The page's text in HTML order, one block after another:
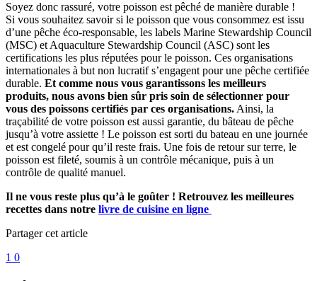
Soyez donc rassuré, votre poisson est pêché de manière durable !
Si vous souhaitez savoir si le poisson que vous consommez est issu
d’une pêche éco-responsable, les labels Marine Stewardship Council
(MSC) et Aquaculture Stewardship Council (ASC) sont les
certifications les plus réputées pour le poisson. Ces organisations
internationales à but non lucratif s’engagent pour une pêche certifiée
durable. Et comme nous vous garantissons les meilleurs
produits, nous avons bien sûr pris soin de sélectionner pour
vous des poissons certifiés par ces organisations. Ainsi, la
traçabilité de votre poisson est aussi garantie, du bâteau de pêche
jusqu’à votre assiette ! Le poisson est sorti du bateau en une journée
et est congelé pour qu’il reste frais. Une fois de retour sur terre, le
poisson est fileté, soumis à un contrôle mécanique, puis à un
contrôle de qualité manuel.
Il ne vous reste plus qu’à le goûter ! Retrouvez les meilleures
recettes dans notre livre de cuisine en ligne
Partager cet article
1 0